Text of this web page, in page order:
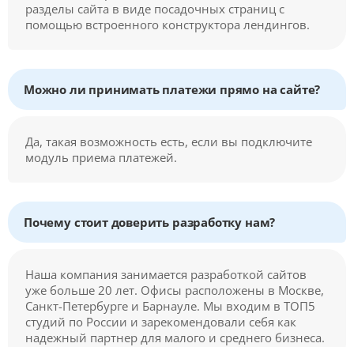
разделы сайта в виде посадочных страниц с
помощью встроенного конструктора лендингов.
Можно ли принимать платежи прямо на сайте?
Да, такая возможность есть, если вы подключите
модуль приема платежей.
Почему стоит доверить разработку нам?
Наша компания занимается разработкой сайтов
уже больше 20 лет. Офисы расположены в Москве,
Санкт-Петербурге и Барнауле. Мы входим в ТОП5
студий по России и зарекомендовали себя как
надежный партнер для малого и среднего бизнеса.